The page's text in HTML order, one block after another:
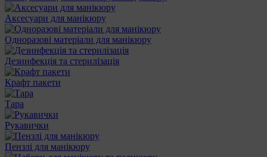
Аксесуари для манікюру
Одноразові матеріали для манікюру
Дезинфекція та стерилізація
Крафт пакети
Тара
Рукавички
Пензлі для манікюру